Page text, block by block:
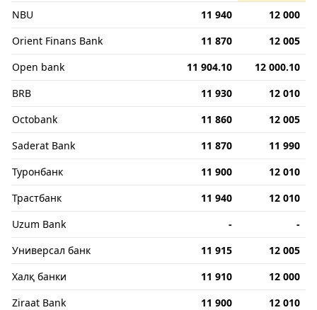
NBU
11 940
12 000
Orient Finans Bank
11 870
12 005
Open bank
11 904.10
12 000.10
BRB
11 930
12 010
Octobank
11 860
12 005
Saderat Bank
11 870
11 990
Туронбанк
11 900
12 010
Трастбанк
11 940
12 010
Uzum Bank
-
-
Универсал банк
11 915
12 005
Халқ банки
11 910
12 000
Ziraat Bank
11 900
12 010